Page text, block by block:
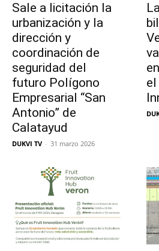
Sale a licitación la
urbanización y la
dirección y
coordinación de
seguridad del
futuro Polígono
Empresarial “San
Antonio” de
Calatayud
DUKVI TV - 31 marzo 2026
el